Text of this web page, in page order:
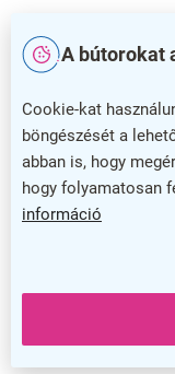
A bútorokat
Cookie-kat
böngészését a
abban is, hogy
hogy folyamatosan
információ
Creator magas